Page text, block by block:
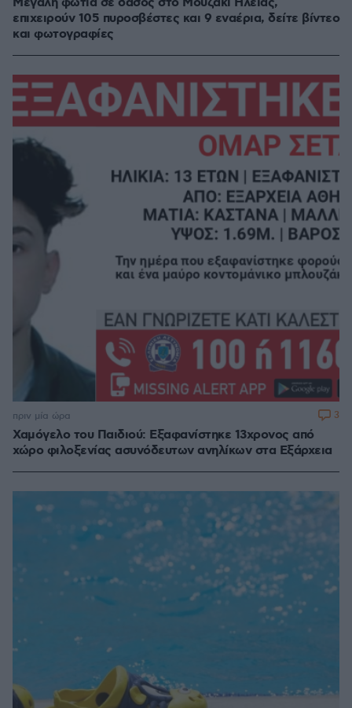
επιχειρούν 105 πυροσβέστες και 9 εναέρια, δείτε βίντεο
και φωτογραφίες
Χαμόγελο του Παιδιού: Εξαφανίστηκε 13χρονος από
χώρο φιλοξενίας ασυνόδευτων ανηλίκων στα Εξάρχεια
πριν μία ώρα 3